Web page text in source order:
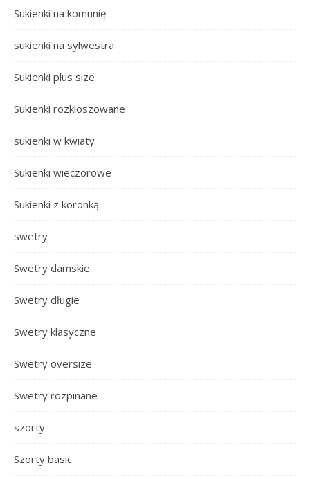
Sukienki na komunię
sukienki na sylwestra
Sukienki plus size
Sukienki rozkloszowane
sukienki w kwiaty
Sukienki wieczorowe
Sukienki z koronką
swetry
Swetry damskie
Swetry długie
Swetry klasyczne
Swetry oversize
Swetry rozpinane
szorty
Szorty basic